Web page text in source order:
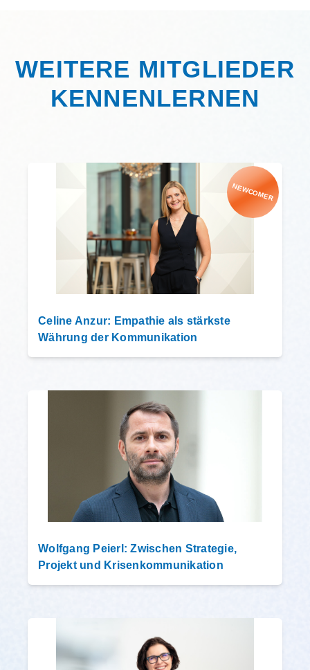
WEITERE MITGLIEDER
KENNENLERNEN
NEWCOMER
Celine Anzur: Empathie als stärkste
Währung der Kommunikation
Wolfgang Peierl: Zwischen Strategie,
Projekt und Krisenkommunikation